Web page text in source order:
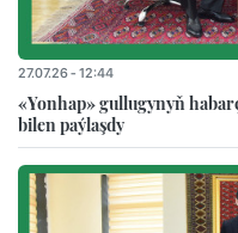
27.07.26 - 12:44
«Yonhap» gullugynyň
bilen paýlaşdy